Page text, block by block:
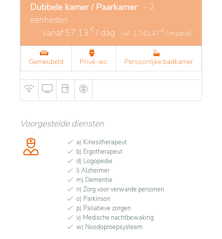
Dubbele kamer / Paarkamer - 2
eenheden
vanaf 57,13 € / dag (+/- 1.742,47 € / maand)
Gemeubeld Privé-wc Persoonlijke badkamer
Voorgestelde diensten
a) Kinesitherapeut
b) Ergotherapeut
d) Logopedie
l) Alzheimer
m) Dementie
n) Zorg voor verwarde personen
o) Parkinson
p) Paliatieve zorgen
v) Medische nachtbewaking
w) Noodoproepsysteem